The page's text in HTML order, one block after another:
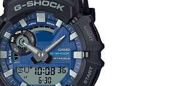
G-shock
GBA-900CB-1A
i